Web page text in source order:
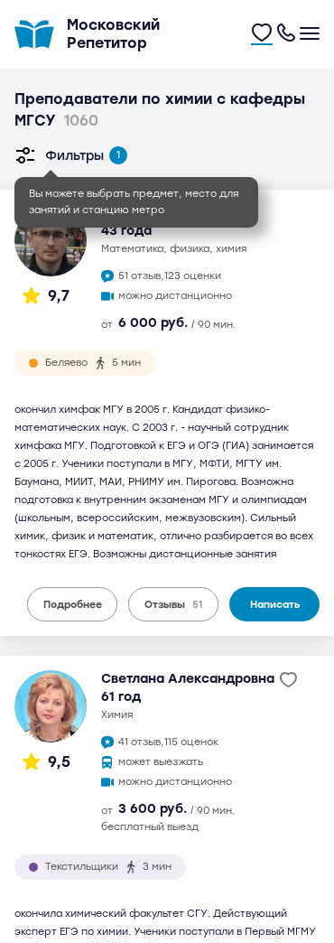
Московский
Репетитор
Преподаватели по химии с кафедры
МГСУ 1060
Вы можете выбрать предмет, место для
занятий и станцию метро
Фильтры 1
9,7
Павел Михайлович
43 года
математика, физика, химия
51 отзыв,123 оценки
можно дистанционно
от 6 000 руб. / 90 мин.
Беляево 5 мин
окончил химфак МГУ в 2005 г. Кандидат физико-
математических наук. С 2003 г. - научный сотрудник
химфака МГУ. Подготовкой к ЕГЭ и ОГЭ (ГИА) занимается
с 2005 г. Ученики поступали в МГУ, МФТИ, МГТУ им.
Баумана, МИИТ, МАИ, РНИМУ им. Пирогова. Возможна
подготовка к внутренним экзаменам МГУ и олимпиадам
(школьным, всероссийским, межвузовским). Сильный
химик, физик и математик, отлично разбирается во всех
тонкостях ЕГЭ. Возможны дистанционные занятия
Подробнее Отзывы 51 Написать
9,5
Светлана Александровна
61 год
химия
41 отзыв,115 оценок
может выезжать
можно дистанционно
от 3 600 руб. / 90 мин.
бесплатный выезд
Текстильщики 3 мин
окончила химический факультет СГУ. Действующий
эксперт ЕГЭ по химии. Ученики поступали в Первый МГМУ